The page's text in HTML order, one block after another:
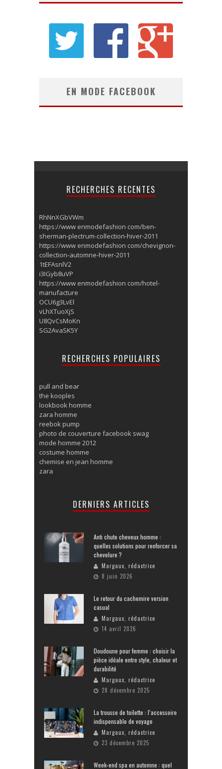
EN MODE FACEBOOK
RECHERCHES RECENTES
RhNnXGbVWm
https://www enmodefashion com/ben-
sherman-plectrum-collection-hiver-2011
https://www enmodefashion com/chevignon-
collection-automne-hiver-2011
1tEFAsnlV2
i3IGyb8uVP
https://www enmodefashion com/hotel-
manufacture
OCU6g3LvEl
vLhXTuoXjS
U8QvCsMoKn
SG2AvaSK5Y
RECHERCHES POPULAIRES
pull and bear
the kooples
lookbook homme
zara homme
reebok pump
photo de couverture facebook swag
mode homme 2012
costume homme
chemise en jean homme
zara
DERNIERS ARTICLES
Anti chute cheveux homme :
quelles solutions pour renforcer sa
chevelure ?
Margaux, rédactrice
8 juin 2026
Le retour du cachemire version
casual
Margaux, rédactrice
14 avril 2026
Doudoune pour femme : choisir la
pièce idéale entre style, chaleur et
durabilité
Margaux, rédactrice
28 décembre 2025
La trousse de toilette : l’accessoire
indispensable de voyage
Margaux, rédactrice
23 décembre 2025
Week-end spa en automne : quel